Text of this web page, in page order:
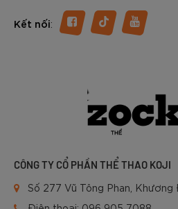
Kết nối:
CÔNG TY CỔ PHẦN THỂ THAO KOJI
Số 277 Vũ Tông Phan, Khương